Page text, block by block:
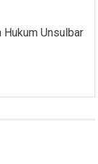
Unsulbar